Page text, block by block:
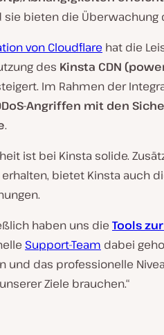
sie bieten die Überwachung
von Cloudflare hat die
des Kinsta CDN
Im Rahmen der
Angriffen mit den
.
ist bei Kinsta solide.
bietet Kinsta auch
haben uns die Tools
Support-Team dabei
und das professionelle
Ziele brauchen.“